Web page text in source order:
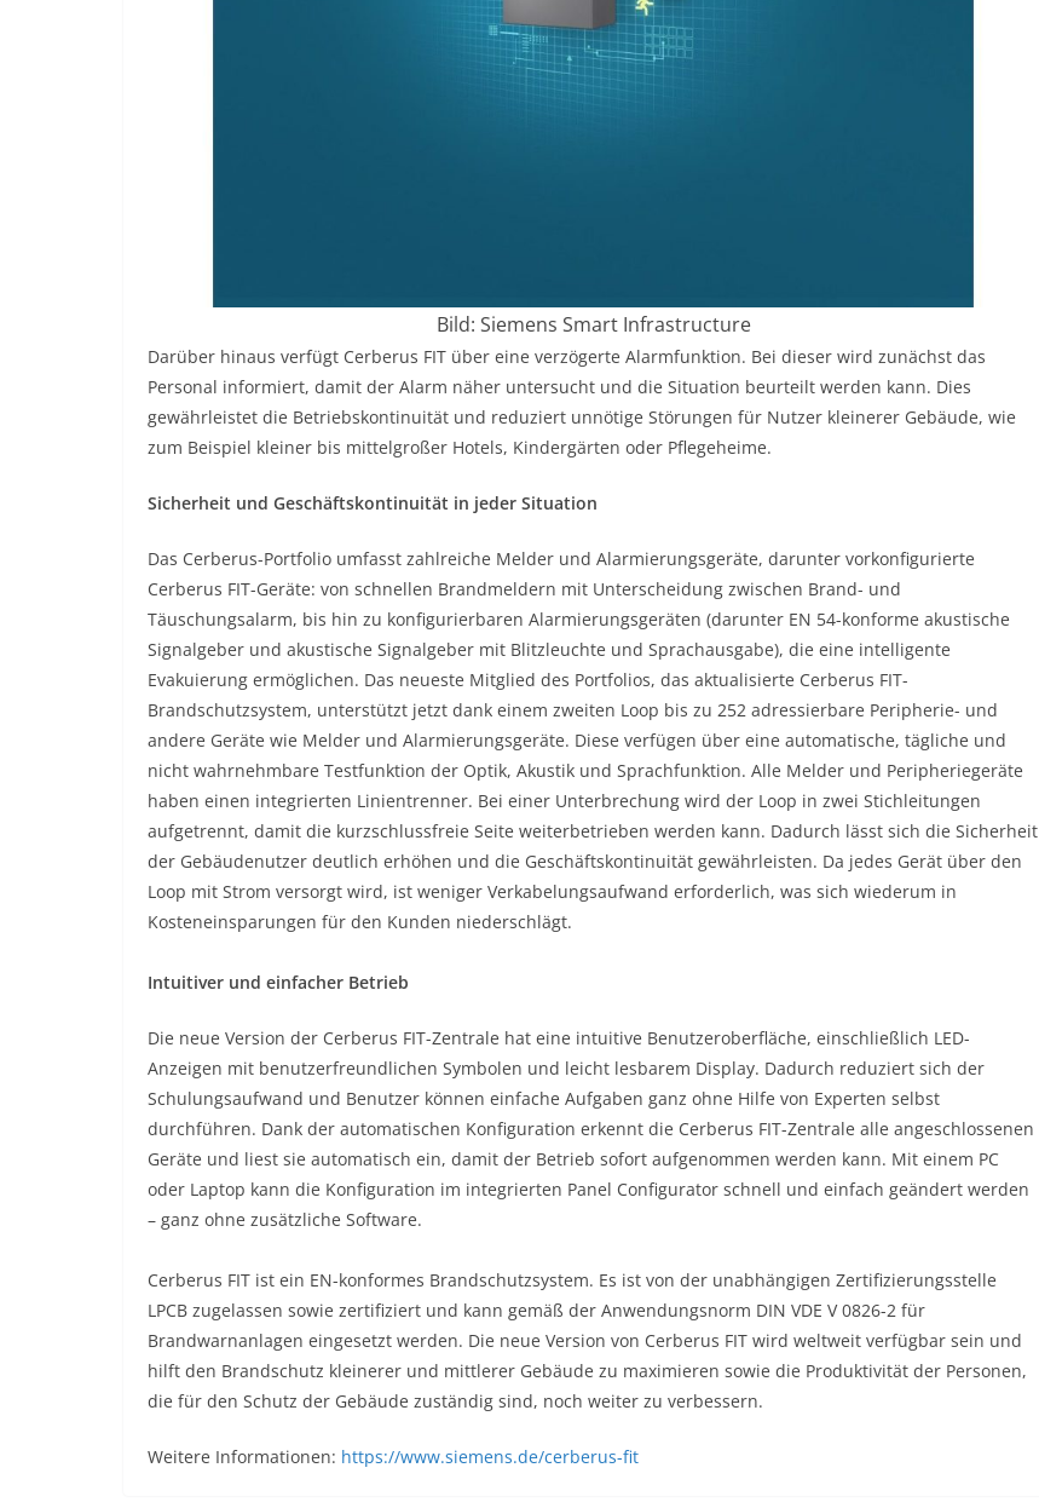
Bild: Siemens Smart Infrastructure
Darüber hinaus verfügt Cerberus FIT über eine verzögerte Alarmfunktion. Bei dieser wird zunächst das
Personal informiert, damit der Alarm näher untersucht und die Situation beurteilt werden kann. Dies
gewährleistet die Betriebskontinuität und reduziert unnötige Störungen für Nutzer kleinerer Gebäude, wie
zum Beispiel kleiner bis mittelgroßer Hotels, Kindergärten oder Pflegeheime.
Sicherheit und Geschäftskontinuität in jeder Situation
Das Cerberus-Portfolio umfasst zahlreiche Melder und Alarmierungsgeräte, darunter vorkonfigurierte
Cerberus FIT-Geräte: von schnellen Brandmeldern mit Unterscheidung zwischen Brand- und
Täuschungsalarm, bis hin zu konfigurierbaren Alarmierungsgeräten (darunter EN 54-konforme akustische
Signalgeber und akustische Signalgeber mit Blitzleuchte und Sprachausgabe), die eine intelligente
Evakuierung ermöglichen. Das neueste Mitglied des Portfolios, das aktualisierte Cerberus FIT-
Brandschutzsystem, unterstützt jetzt dank einem zweiten Loop bis zu 252 adressierbare Peripherie- und
andere Geräte wie Melder und Alarmierungsgeräte. Diese verfügen über eine automatische, tägliche und
nicht wahrnehmbare Testfunktion der Optik, Akustik und Sprachfunktion. Alle Melder und Peripheriegeräte
haben einen integrierten Linientrenner. Bei einer Unterbrechung wird der Loop in zwei Stichleitungen
aufgetrennt, damit die kurzschlussfreie Seite weiterbetrieben werden kann. Dadurch lässt sich die Sicherheit
der Gebäudenutzer deutlich erhöhen und die Geschäftskontinuität gewährleisten. Da jedes Gerät über den
Loop mit Strom versorgt wird, ist weniger Verkabelungsaufwand erforderlich, was sich wiederum in
Kosteneinsparungen für den Kunden niederschlägt.
Intuitiver und einfacher Betrieb
Die neue Version der Cerberus FIT-Zentrale hat eine intuitive Benutzeroberfläche, einschließlich LED-
Anzeigen mit benutzerfreundlichen Symbolen und leicht lesbarem Display. Dadurch reduziert sich der
Schulungsaufwand und Benutzer können einfache Aufgaben ganz ohne Hilfe von Experten selbst
durchführen. Dank der automatischen Konfiguration erkennt die Cerberus FIT-Zentrale alle angeschlossenen
Geräte und liest sie automatisch ein, damit der Betrieb sofort aufgenommen werden kann. Mit einem PC
oder Laptop kann die Konfiguration im integrierten Panel Configurator schnell und einfach geändert werden
– ganz ohne zusätzliche Software.
Cerberus FIT ist ein EN-konformes Brandschutzsystem. Es ist von der unabhängigen Zertifizierungsstelle
LPCB zugelassen sowie zertifiziert und kann gemäß der Anwendungsnorm DIN VDE V 0826-2 für
Brandwarnanlagen eingesetzt werden. Die neue Version von Cerberus FIT wird weltweit verfügbar sein und
hilft den Brandschutz kleinerer und mittlerer Gebäude zu maximieren sowie die Produktivität der Personen,
die für den Schutz der Gebäude zuständig sind, noch weiter zu verbessern.
Weitere Informationen: https://www.siemens.de/cerberus-fit